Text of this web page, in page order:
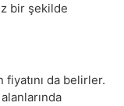
bir şekilde
fiyatını da belirler.